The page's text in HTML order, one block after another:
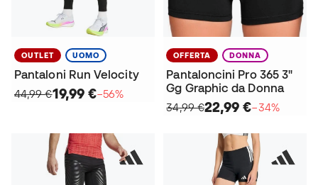
OUTLET UOMO
Pantaloni Run Velocity
44,99 €19,99 €−56%
OFFERTA DONNA
Pantaloncini Pro 365 3"
Gg Graphic da Donna
34,99 €22,99 €−34%